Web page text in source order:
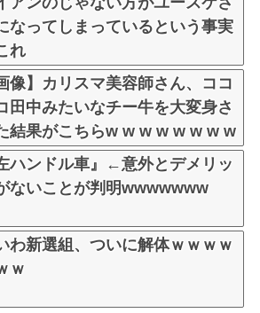
なってしまっているという事実
れ
像】カリスマ美容師さん、ココ
田中みたいなチー牛を大変身さ
結果がこちらw w w w w w w w
wハンドル車』←意外とデメリッ
ないことが判明wwwwwww
わ新選組、ついに解体ｗｗｗｗ
ｗ